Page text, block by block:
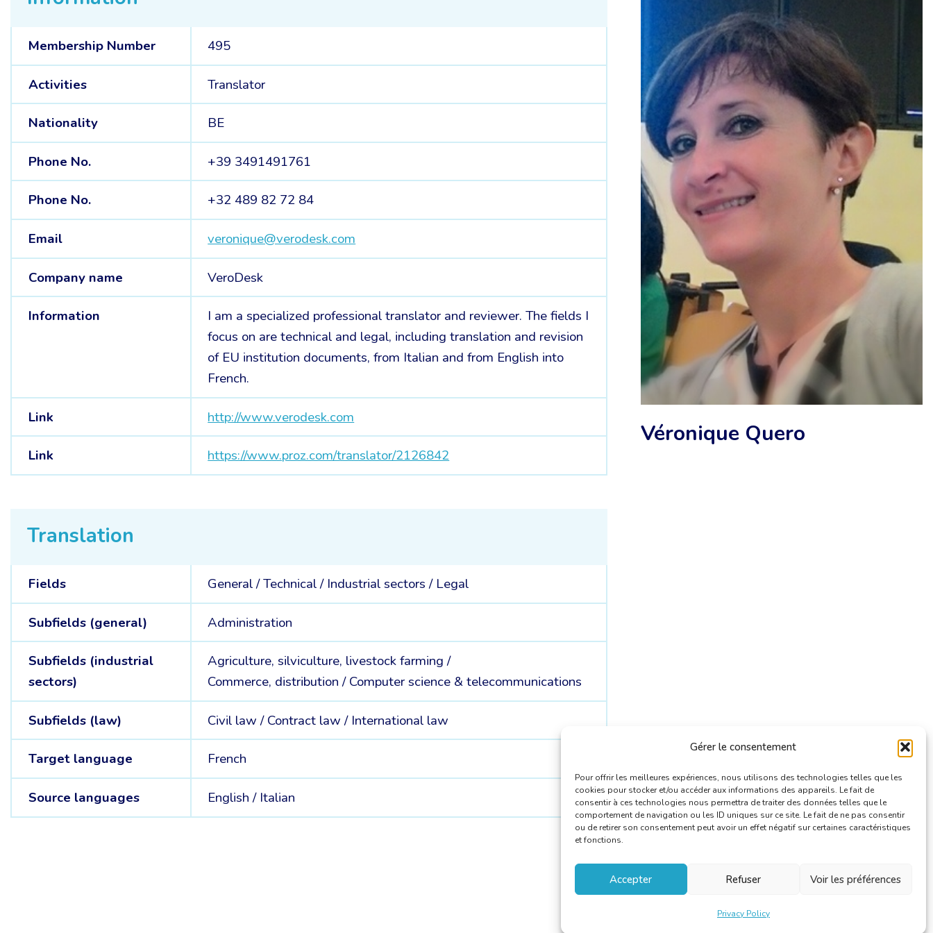
Gérer le consentement
Pour offrir les meilleures expériences, nous utilisons des technologies telles que les
cookies pour stocker et/ou accéder aux informations des appareils. Le fait de
consentir à ces technologies nous permettra de traiter des données telles que le
comportement de navigation ou les ID uniques sur ce site. Le fait de ne pas consentir
ou de retirer son consentement peut avoir un effet négatif sur certaines caractéristiques
et fonctions.
Accepter Refuser Voir les préférences
Privacy Policy
Membership Number 495
Activities Translator
Nationality BE
Phone No. +39 3491491761
Phone No. +32 489 82 72 84
Email veronique@verodesk.com
Company name VeroDesk
Information
I am a specialized professional translator and reviewer. The fields I
focus on are technical and legal, including translation and revision
of EU institution documents, from Italian and from English into
French.
Link http://www.verodesk.com
Link https://www.proz.com/translator/2126842
Translation
Fields General /Technical / Industrial sectors / Legal
Subfields (general) Administration
Subfields (industrial
sectors)
Agriculture, silviculture, livestock farming /
Commerce, distribution /Computer science & telecommunications
Subfields (law) Civil law /Contract law / International law
Target language French
Source languages English / Italian
Véronique Quero